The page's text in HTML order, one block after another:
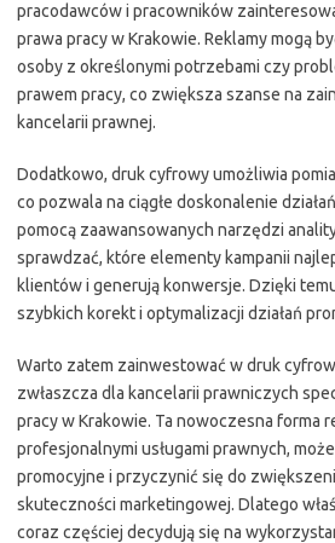
pracodawców i pracowników
prawa pracy w Krakowie. Reklamy mogą
osoby z określonymi potrzebami czy
prawem pracy, co zwiększa szanse na
kancelarii prawnej.
Dodatkowo, druk cyfrowy umożliwia
co pozwala na ciągłe doskonalenie
pomocą zaawansowanych narzędzi
sprawdzać, które elementy kampanii
klientów i generują konwersje. Dzięki
szybkich korekt i optymalizacji działań
Warto zatem zainwestować w druk
zwłaszcza dla kancelarii prawniczych
pracy w Krakowie. Ta nowoczesna forma
profesjonalnymi usługami prawnych,
promocyjne i przyczynić się do
skuteczności marketingowej. Dlatego
coraz częściej decydują się na